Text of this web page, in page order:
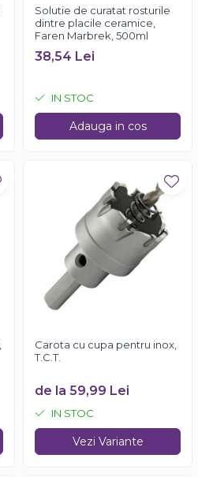
Solutie de curatat rosturile
dintre placile ceramice,
Faren Marbrek, 500ml
38,54 Lei
IN STOC
Adauga in cos
Carota cu cupa pentru inox,
T.C.T.
de la 59,99 Lei
IN STOC
Vezi Variante